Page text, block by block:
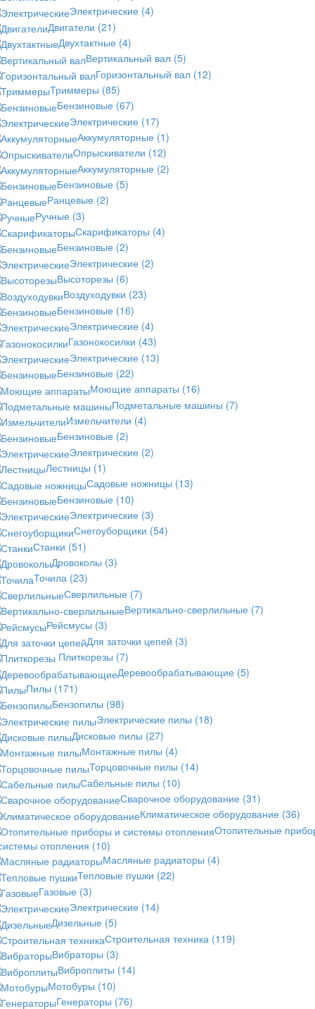
Электрические (4)
Двигатели (21)
Двухтактные (4)
Вертикальный вал (5)
Горизонтальный вал (12)
Триммеры (85)
Бензиновые (67)
Электрические (17)
Аккумуляторные (1)
Опрыскиватели (12)
Аккумуляторные (2)
Бензиновые (5)
Ранцевые (2)
Ручные (3)
Скарификаторы (4)
Бензиновые (2)
Электрические (2)
Высоторезы (6)
Воздуходувки (23)
Бензиновые (16)
Электрические (4)
Газонокосилки (43)
Электрические (13)
Бензиновые (22)
Моющие аппараты (16)
Подметальные машины (7)
Измельчители (4)
Бензиновые (2)
Электрические (2)
Лестницы (1)
Садовые ножницы (13)
Бензиновые (10)
Электрические (3)
Снегоуборщики (54)
Станки (51)
Дровоколы (3)
Точила (23)
Сверлильные (7)
Вертикально-сверлильные (7)
Рейсмусы (3)
Для заточки цепей (3)
Плиткорезы (7)
Деревообрабатывающие (5)
Пилы (171)
Бензопилы (98)
Электрические пилы (18)
Дисковые пилы (27)
Монтажные пилы (4)
Торцовочные пилы (14)
Сабельные пилы (10)
Сварочное оборудование (31)
Климатическое оборудование (36)
Отопительные
отопления (10)
Масляные радиаторы (4)
Тепловые пушки (22)
Газовые (3)
Электрические (14)
Дизельные (5)
Строительная техника (119)
Вибраторы (3)
Виброплиты (14)
Мотобуры (10)
Генераторы (76)